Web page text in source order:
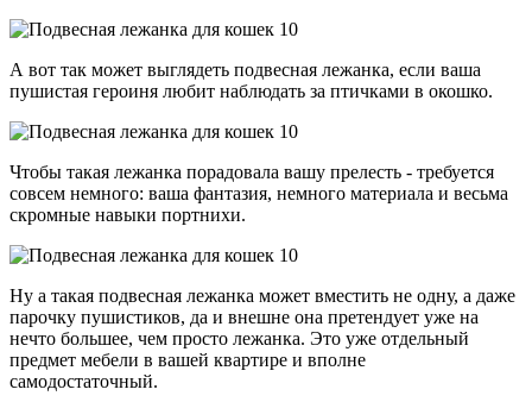
А вот так может выглядеть подвесная лежанка, если ваша
пушистая героиня любит наблюдать за птичками в окошко.
Чтобы такая лежанка порадовала вашу прелесть - требуется
совсем немного: ваша фантазия, немного материала и весьма
скромные навыки портнихи.
Ну а такая подвесная лежанка может вместить не одну, а даже
парочку пушистиков, да и внешне она претендует уже на
нечто большее, чем просто лежанка. Это уже отдельный
предмет мебели в вашей квартире и вполне
самодостаточный.